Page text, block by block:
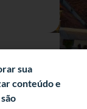
sua
conteúdo e